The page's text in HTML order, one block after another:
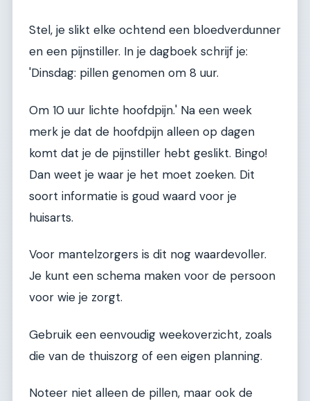
Stel, je slikt elke ochtend een bloedverdunner
en een pijnstiller. In je dagboek schrijf je:
'Dinsdag: pillen genomen om 8 uur.
Om 10 uur lichte hoofdpijn.' Na een week
merk je dat de hoofdpijn alleen op dagen
komt dat je de pijnstiller hebt geslikt. Bingo!
Dan weet je waar je het moet zoeken. Dit
soort informatie is goud waard voor je
huisarts.
Voor mantelzorgers is dit nog waardevoller.
Je kunt een schema maken voor de persoon
voor wie je zorgt.
Gebruik een eenvoudig weekoverzicht, zoals
die van de thuiszorg of een eigen planning.
Noteer niet alleen de pillen, maar ook de